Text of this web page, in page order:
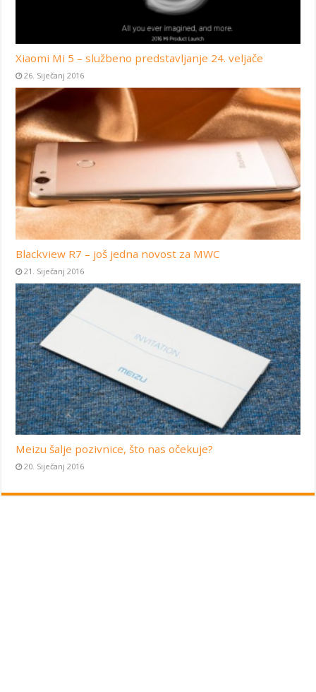
Xiaomi Mi 5 – službeno predstavljanje 24. veljače
26. Siječanj 2016
Blackview R7 – još jedna novost za MWC
21. Siječanj 2016
Meizu šalje pozivnice, što nas očekuje?
20. Siječanj 2016